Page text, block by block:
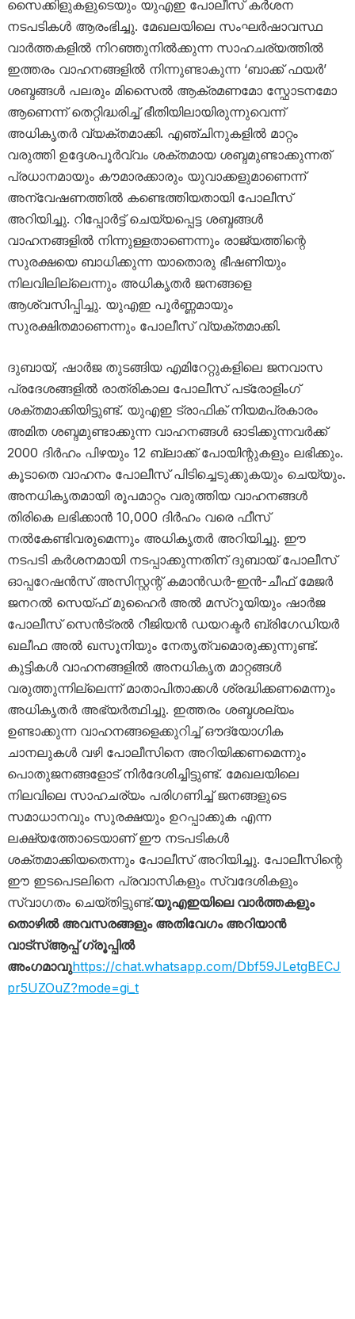
സൈക്കിളുകളുടെയും യുഎഇ പോലീസ് കർശന
നടപടികൾ ആരംഭിച്ചു. മേഖലയിലെ സംഘർഷാവസ്ഥ
വാർത്തകളിൽ നിറഞ്ഞുനിൽക്കുന്ന സാഹചര്യത്തിൽ
ഇത്തരം വാഹനങ്ങളിൽ നിന്നുണ്ടാകുന്ന ‘ബാക്ക് ഫയർ’
ശബ്ദങ്ങൾ പലരും മിസൈൽ ആക്രമണമോ സ്ഫോടനമോ
ആണെന്ന് തെറ്റിദ്ധരിച്ച് ഭീതിയിലായിരുന്നുവെന്ന്
അധികൃതർ വ്യക്തമാക്കി. എഞ്ചിനുകളിൽ മാറ്റം
വരുത്തി ഉദ്ദേശപൂർവ്വം ശക്തമായ ശബ്ദമുണ്ടാക്കുന്നത്
പ്രധാനമായും കൗമാരക്കാരും യുവാക്കളുമാണെന്ന്
അന്വേഷണത്തിൽ കണ്ടെത്തിയതായി പോലീസ്
അറിയിച്ചു. റിപ്പോർട്ട് ചെയ്യപ്പെട്ട ശബ്ദങ്ങൾ
വാഹനങ്ങളിൽ നിന്നുള്ളതാണെന്നും രാജ്യത്തിന്റെ
സുരക്ഷയെ ബാധിക്കുന്ന യാതൊരു ഭീഷണിയും
നിലവിലില്ലെന്നും അധികൃതർ ജനങ്ങളെ
ആശ്വസിപ്പിച്ചു. യുഎഇ പൂർണ്ണമായും
സുരക്ഷിതമാണെന്നും പോലീസ് വ്യക്തമാക്കി.
ദുബായ്, ഷാർജ തുടങ്ങിയ എമിറേറ്റുകളിലെ ജനവാസ
പ്രദേശങ്ങളിൽ രാത്രികാല പോലീസ് പട്രോളിംഗ്
ശക്തമാക്കിയിട്ടുണ്ട്. യുഎഇ ട്രാഫിക് നിയമപ്രകാരം
അമിത ശബ്ദമുണ്ടാക്കുന്ന വാഹനങ്ങൾ ഓടിക്കുന്നവർക്ക്
2000 ദിർഹം പിഴയും 12 ബ്ലാക്ക് പോയിന്റുകളും ലഭിക്കും.
കൂടാതെ വാഹനം പോലീസ് പിടിച്ചെടുക്കുകയും ചെയ്യും.
അനധികൃതമായി രൂപമാറ്റം വരുത്തിയ വാഹനങ്ങൾ
തിരികെ ലഭിക്കാൻ 10,000 ദിർഹം വരെ ഫീസ്
നൽകേണ്ടിവരുമെന്നും അധികൃതർ അറിയിച്ചു. ഈ
നടപടി കർശനമായി നടപ്പാക്കുന്നതിന് ദുബായ് പോലീസ്
ഓപ്പറേഷൻസ് അസിസ്റ്റന്റ് കമാൻഡർ-ഇൻ-ചീഫ് മേജർ
ജനറൽ സെയ്ഫ് മുഹൈർ അൽ മസ്‌റൂയിയും ഷാർജ
പോലീസ് സെൻട്രൽ റീജിയൻ ഡയറക്ടർ ബ്രിഗേഡിയർ
ഖലീഫ അൽ ഖസൂനിയും നേതൃത്വമൊരുക്കുന്നുണ്ട്.
കുട്ടികൾ വാഹനങ്ങളിൽ അനധികൃത മാറ്റങ്ങൾ
വരുത്തുന്നില്ലെന്ന് മാതാപിതാക്കൾ ശ്രദ്ധിക്കണമെന്നും
അധികൃതർ അഭ്യർത്ഥിച്ചു. ഇത്തരം ശബ്ദശല്യം
ഉണ്ടാക്കുന്ന വാഹനങ്ങളെക്കുറിച്ച് ഔദ്യോഗിക
ചാനലുകൾ വഴി പോലീസിനെ അറിയിക്കണമെന്നും
പൊതുജനങ്ങളോട് നിർദേശിച്ചിട്ടുണ്ട്. മേഖലയിലെ
നിലവിലെ സാഹചര്യം പരിഗണിച്ച് ജനങ്ങളുടെ
സമാധാനവും സുരക്ഷയും ഉറപ്പാക്കുക എന്ന
ലക്ഷ്യത്തോടെയാണ് ഈ നടപടികൾ
ശക്തമാക്കിയതെന്നും പോലീസ് അറിയിച്ചു. പോലീസിന്റെ
ഈ ഇടപെടലിനെ പ്രവാസികളും സ്വദേശികളും
സ്വാഗതം ചെയ്തിട്ടുണ്ട്.യുഎഇയിലെ വാർത്തകളും
തൊഴിൽ അവസരങ്ങളും അതിവേഗം അറിയാൻ
വാട്സ്ആപ്പ് ഗ്രൂപ്പിൽ
അംഗമാവുhttps://chat.whatsapp.com/Dbf59JLetgBECJ
pr5UZOuZ?mode=gi_t